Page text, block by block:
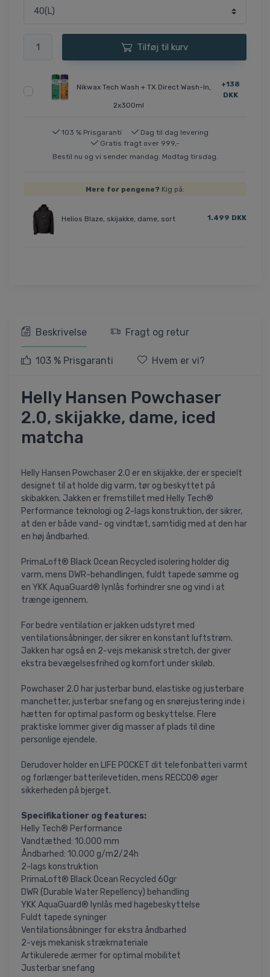
Tilføj til kurv
Nikwax Tech Wash + TX Direct Wash-In,
2x300ml
+138
DKK
103 % Prisgaranti
Dag til dag levering
Gratis fragt over 999,-
Bestil nu og vi sender mandag. Modtag tirsdag.
Mere for pengene? Kig på:
Helios Blaze, skijakke, dame, sort 1.499 DKK
Beskrivelse Fragt og retur
103 % Prisgaranti Hvem er vi?
Helly Hansen Powchaser
2.0, skijakke, dame, iced
matcha
Helly Hansen Powchaser 2.0 er en skijakke, der er specielt
designet til at holde dig varm, tør og beskyttet på
skibakken. Jakken er fremstillet med Helly Tech®
Performance teknologi og 2-lags konstruktion, der sikrer,
at den er både vand- og vindtæt, samtidig med at den har
en høj åndbarhed.
PrimaLoft® Black Ocean Recycled isolering holder dig
varm, mens DWR-behandlingen, fuldt tapede sømme og
en YKK AquaGuard® lynlås forhindrer sne og vind i at
trænge igennem.
For bedre ventilation er jakken udstyret med
ventilationsåbninger, der sikrer en konstant luftstrøm.
Jakken har også en 2-vejs mekanisk stretch, der giver
ekstra bevægelsesfrihed og komfort under skiløb.
Powchaser 2.0 har justerbar bund, elastiske og justerbare
manchetter, justerbar snefang og en snørejustering inde i
hætten for optimal pasform og beskyttelse. Flere
praktiske lommer giver dig masser af plads til dine
personlige ejendele.
Derudover holder en LIFE POCKET dit telefonbatteri varmt
og forlænger batterilevetiden, mens RECCO® øger
sikkerheden på bjerget.
Specifikationer og features:
Helly Tech® Performance
Vandtæthed: 10.000 mm
Åndbarhed: 10.000 g/m2/24h
2-lags konstruktion
PrimaLoft® Black Ocean Recycled 60gr
DWR (Durable Water Repellency) behandling
YKK AquaGuard® lynlås med hagebeskyttelse
Fuldt tapede syninger
Ventilationsåbninger for ekstra åndbarhed
2-vejs mekanisk strækmateriale
Artikulerede ærmer for optimal mobilitet
Justerbar snefang